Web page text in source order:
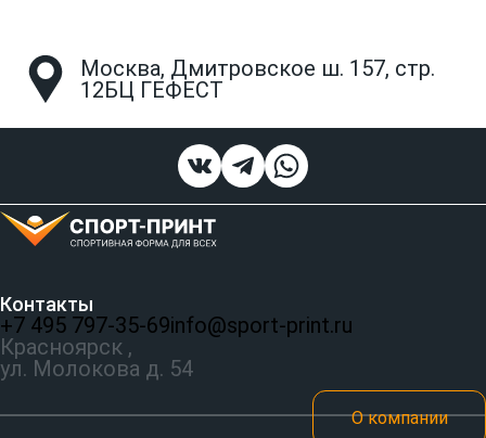
Москва, Дмитровское ш. 157, стр.
12БЦ ГЕФЕСТ
Контакты
+7 495 797‑35-69info@sport-print.ru
Красноярск ,
ул. Молокова д. 54
О компании